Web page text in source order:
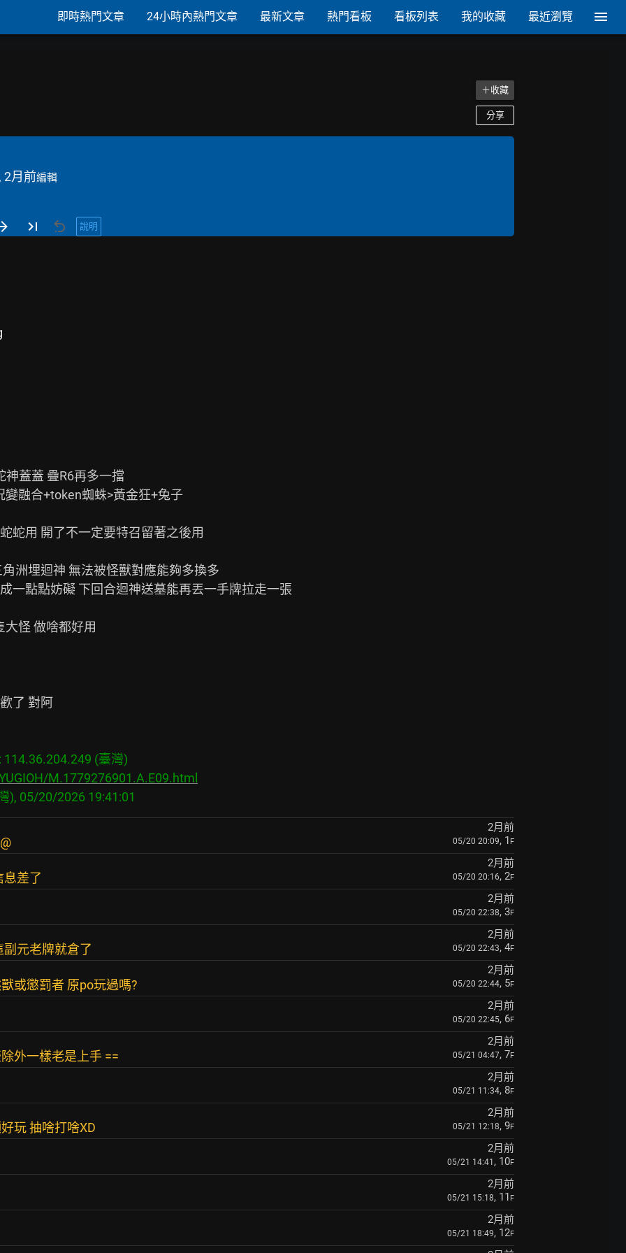
即時熱門文章 24小時內熱門文章 最新文章 熱門看板 看板列表 我的收藏 最近瀏覽
＋收藏
分享
2月前編輯
說明
神蓋蓋 疊R6再多一擋
融合+token蜘蛛>黃金狂+兔子
蛇用 開了不一定要特召留著之後用
洲埋迴神 無法被怪獸對應能夠多換多
一點點妨礙 下回合迴神送墓能再丟一手牌拉走一張
怪 做啥都好用
了 對阿
(臺灣)
M.1779276901.A.E09.html
2月前
05/20 20:09, 1 F
2月前
差了 05/20 20:16, 2F
2月前
05/20 22:38, 3F
2月前
元老牌就倉了 05/20 22:43, 4F
2月前
或懲罰者 原po玩過嗎? 05/20 22:44, 5F
2月前
05/20 22:45, 6F
2月前
外一樣老是上手 == 05/21 04:47, 7F
2月前
05/21 11:34, 8F
2月前
玩 抽啥打啥XD 05/21 12:18, 9F
2月前
05/21 14:41 , 10F
2月前
05/21 15:18, 11 F
2月前
05/21 18:49, 12F